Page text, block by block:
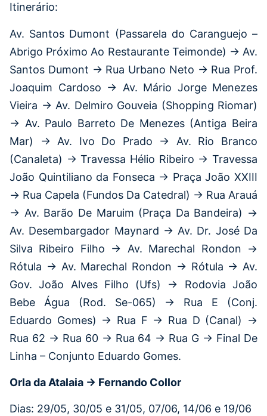
Itinerário:
Av. Santos Dumont (Passarela do Caranguejo –
Abrigo Próximo Ao Restaurante Teimonde) → Av.
Santos Dumont → Rua Urbano Neto → Rua Prof.
Joaquim Cardoso → Av. Mário Jorge Menezes
Vieira → Av. Delmiro Gouveia (Shopping Riomar)
→ Av. Paulo Barreto De Menezes (Antiga Beira
Mar) → Av. Ivo Do Prado → Av. Rio Branco
(Canaleta) → Travessa Hélio Ribeiro → Travessa
João Quintiliano da Fonseca → Praça João XXIII
→ Rua Capela (Fundos Da Catedral) → Rua Arauá
→ Av. Barão De Maruim (Praça Da Bandeira) →
Av. Desembargador Maynard → Av. Dr. José Da
Silva Ribeiro Filho → Av. Marechal Rondon →
Rótula → Av. Marechal Rondon → Rótula → Av.
Gov. João Alves Filho (Ufs) → Rodovia João
Bebe Água (Rod. Se-065) → Rua E (Conj.
Eduardo Gomes) → Rua F → Rua D (Canal) →
Rua 62 → Rua 60 → Rua 64 → Rua G → Final De
Linha – Conjunto Eduardo Gomes.
Orla da Atalaia → Fernando Collor
Dias: 29/05, 30/05 e 31/05, 07/06, 14/06 e 19/06